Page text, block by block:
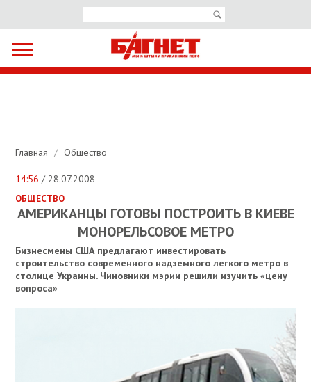
Главная / Общество
14:56 / 28.07.2008
ОБЩЕСТВО
АМЕРИКАНЦЫ ГОТОВЫ ПОСТРОИТЬ В КИЕВЕ
МОНОРЕЛЬСОВОЕ МЕТРО
Бизнесмены США предлагают инвестировать
строительство современного надземного легкого метро в
столице Украины. Чиновники мэрии решили изучить «цену
вопроса»